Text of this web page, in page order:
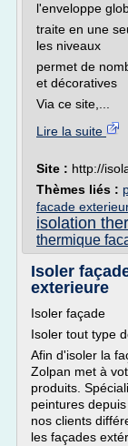
l'enveloppe
traite en une
les niveaux
permet de
et décoratives
Via ce site,...
Lire la suite
Site : http://
Thèmes liés :
facade
isolation
thermique
Isoler
exterieure
Isoler façade
Isoler tout type
Afin d'isoler la
Zolpan met à
produits.
peintures
nos clients
les façades